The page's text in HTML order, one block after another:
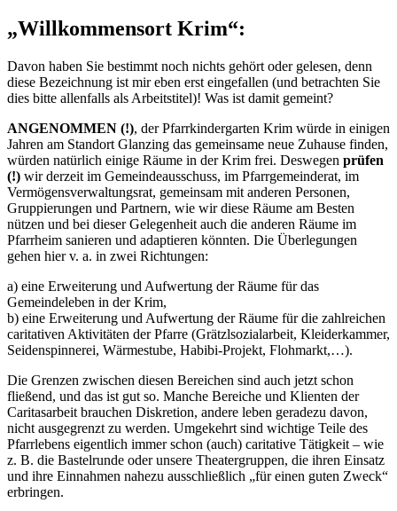
„Willkommensort Krim“:
Davon haben Sie bestimmt noch nichts gehört oder gelesen, denn
diese Bezeichnung ist mir eben erst eingefallen (und betrachten Sie
dies bitte allenfalls als Arbeitstitel)! Was ist damit gemeint?
ANGENOMMEN (!), der Pfarrkindergarten Krim würde in einigen
Jahren am Standort Glanzing das gemeinsame neue Zuhause finden,
würden natürlich einige Räume in der Krim frei. Deswegen prüfen
(!) wir derzeit im Gemeindeausschuss, im Pfarrgemeinderat, im
Vermögensverwaltungsrat, gemeinsam mit anderen Personen,
Gruppierungen und Partnern, wie wir diese Räume am Besten
nützen und bei dieser Gelegenheit auch die anderen Räume im
Pfarrheim sanieren und adaptieren könnten. Die Überlegungen
gehen hier v. a. in zwei Richtungen:
a) eine Erweiterung und Aufwertung der Räume für das
Gemeindeleben in der Krim,
b) eine Erweiterung und Aufwertung der Räume für die zahlreichen
caritativen Aktivitäten der Pfarre (Grätzlsozialarbeit, Kleiderkammer,
Seidenspinnerei, Wärmestube, Habibi-Projekt, Flohmarkt,…).
Die Grenzen zwischen diesen Bereichen sind auch jetzt schon
fließend, und das ist gut so. Manche Bereiche und Klienten der
Caritasarbeit brauchen Diskretion, andere leben geradezu davon,
nicht ausgegrenzt zu werden. Umgekehrt sind wichtige Teile des
Pfarrlebens eigentlich immer schon (auch) caritative Tätigkeit – wie
z. B. die Bastelrunde oder unsere Theatergruppen, die ihren Einsatz
und ihre Einnahmen nahezu ausschließlich „für einen guten Zweck“
erbringen.